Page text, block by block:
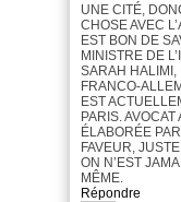
UNE CITÉ,
CHOSE AVEC
EST BON DE
MINISTRE DE
SARAH HALIMI,
FRANCO-
EST
PARIS.
ÉLABORÉE
FAVEUR,
ON N’EST
MÊME.
Répondre